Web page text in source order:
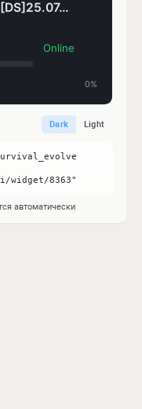
Dark Light
автоматически